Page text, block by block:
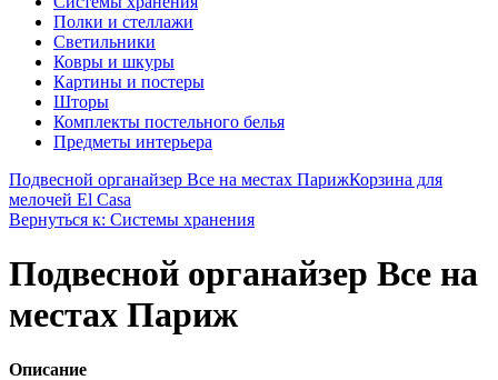
Полки и стеллажи
Светильники
Ковры и шкуры
Картины и постеры
Шторы
Комплекты постельного белья
Предметы интерьера
Подвесной органайзер Все на местах ПарижКорзина для
мелочей El Casa
Вернуться к: Системы хранения
Подвесной органайзер Все на
местах Париж
Описание